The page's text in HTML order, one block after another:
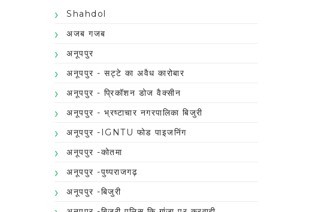
Shahdol
अजब गजब
अनूपपुर
अनूपपुर - सट्टे का अवैध कारोबार
अनूपपुर - प्रिकॉशन डोज वैक्सीन
अनूपपुर - भ्रष्टाचार नगरपालिका बिजुरी
अनूपपुर -IGNTU फोड पाइजनिंग
अनूपपुर -कोतमा
अनूपपुर -पुष्पराजगढ़
अनूपपुर -बिजुरी